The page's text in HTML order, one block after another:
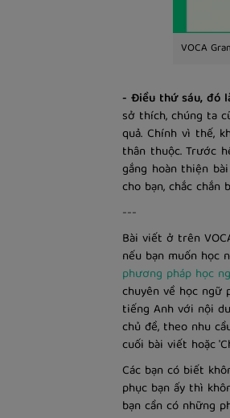
VOCA
- Điều thứ sáu, đó
sở thích, chúng ta
quả. Chính vì thế,
thân thuộc. Trước
gắng hoàn thiện
cho bạn, chắc
---
Bài viết ở trên
nếu bạn muốn học
phương pháp học
chuyên về học ngữ
tiếng Anh với nội
chủ đề, theo nhu
cuối bài viết hoặc
Các bạn có biết
phục bạn ấy thì
bạn cần có những